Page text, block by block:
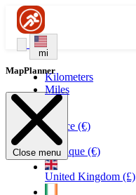
mi
Kilometers
Miles
France (€)
Belgique (€)
United Kingdom (£)
MapPlanner
Close menu